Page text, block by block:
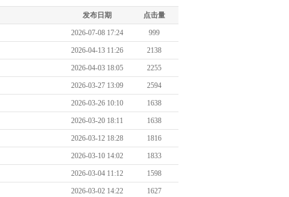
发布日期 点击量
2026-07-08 17:24 999
2026-04-13 11:26 2138
2026-04-03 18:05 2255
2026-03-27 13:09 2594
2026-03-26 10:10 1638
2026-03-20 18:11 1638
2026-03-12 18:28 1816
2026-03-10 14:02 1833
2026-03-04 11:12 1598
2026-03-02 14:22 1627